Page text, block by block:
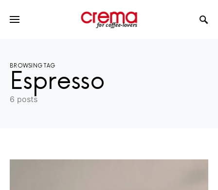
BROWSING TAG
Espresso
6 posts